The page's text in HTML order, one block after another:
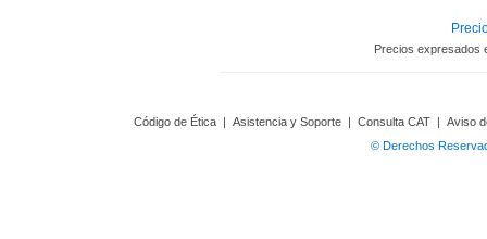
Precios expresados
Código de Ética | Asistencia y Soporte | Consulta CAT | Aviso
© Derechos